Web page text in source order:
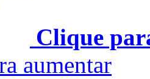
Clique
aumentar